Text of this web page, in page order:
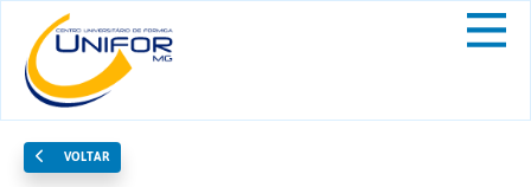
VOLTAR